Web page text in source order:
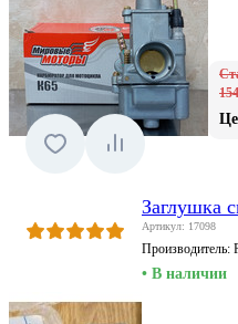
Заглушка
Артикул: 17098
Производитель:
• В наличии